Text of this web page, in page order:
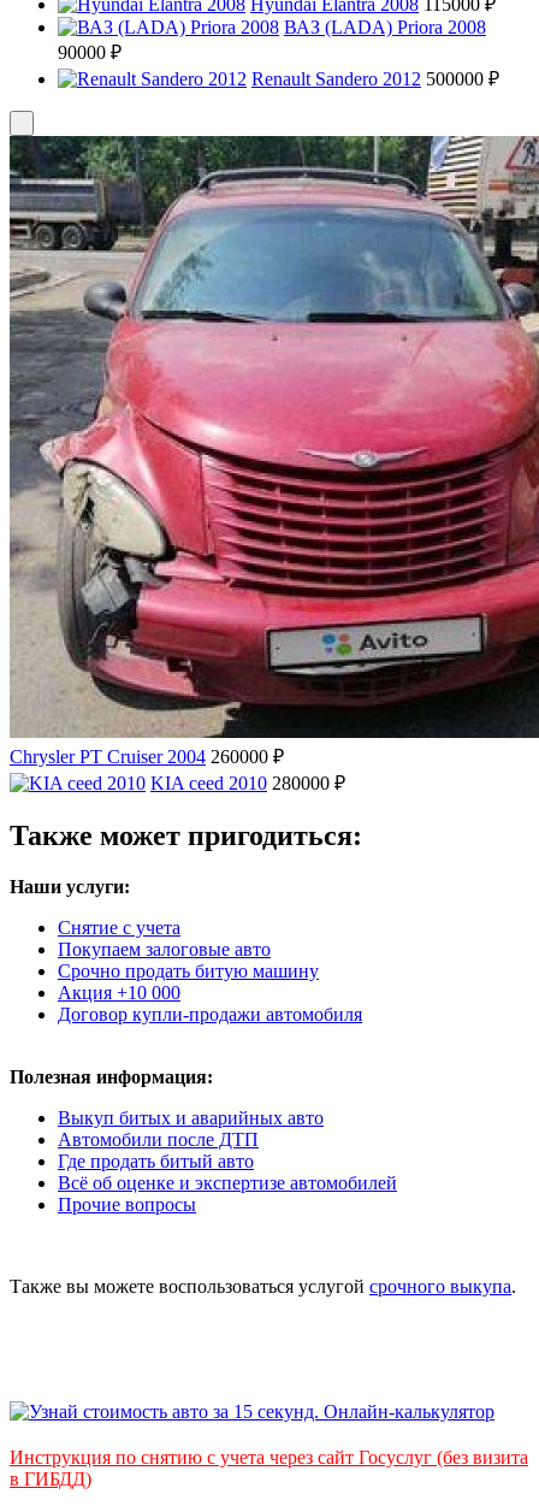
Hyundai Elantra 2008
115000 ₽
ВАЗ (LADA) Priora 2008
90000 ₽
Renault Sandero 2012 500000 ₽
Chrysler PT Cruiser 2004 260000 ₽
KIA ceed 2010 280000 ₽
Также может пригодиться:
Наши услуги:
Снятие с учета
Покупаем залоговые авто
Срочно продать битую машину
Акция +10 000
Договор купли-продажи автомобиля
Полезная информация:
Выкуп битых и аварийных авто
Автомобили после ДТП
Где продать битый авто
Всё об оценке и экспертизе автомобилей
Прочие вопросы
Также вы можете воспользоваться услугой срочного выкупа.
Инструкция по снятию с учета через сайт Госуслуг (без визита
в ГИБДД)